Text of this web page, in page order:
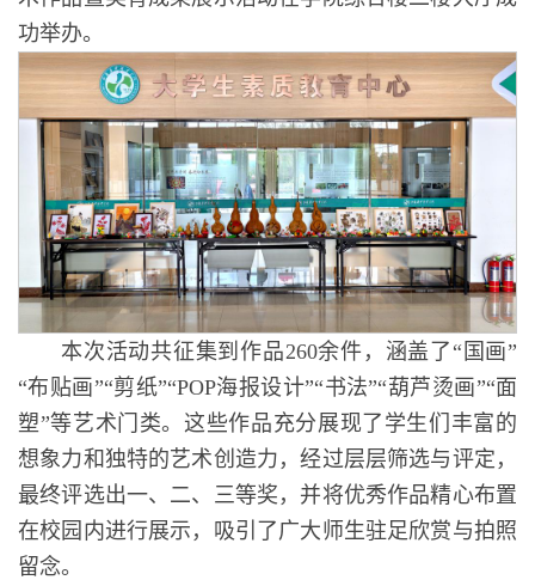
功举办。
本次活动共征集到作品260余件，涵盖了“国画”
“布贴画”“剪纸”“POP海报设计”“书法”“葫芦烫画”“面
塑”等艺术门类。这些作品充分展现了学生们丰富的
想象力和独特的艺术创造力，经过层层筛选与评定，
最终评选出一、二、三等奖，并将优秀作品精心布置
在校园内进行展示，吸引了广大师生驻足欣赏与拍照
留念。